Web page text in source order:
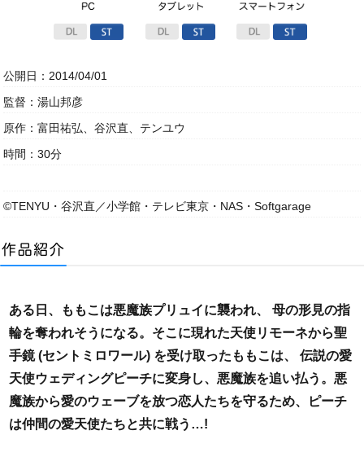
公開日：2014/04/01
監督：湯山邦彦
原作：富田祐弘、谷沢直、テンユウ
時間：30分
©TENYU・谷沢直／小学館・テレビ東京・NAS・Softgarage
ある日、ももこは悪魔族プリュイに襲われ、 母の形見の指
輪を奪われそうになる。そこに現れた天使リモーネから聖
手鏡 (セントミロワール) を受け取ったももこは、 伝説の愛
天使ウェディングピーチに変身し、悪魔族を追い払う。悪
魔族から愛のウェーブを放つ恋人たちを守るため、ピーチ
は仲間の愛天使たちと共に戦う…!